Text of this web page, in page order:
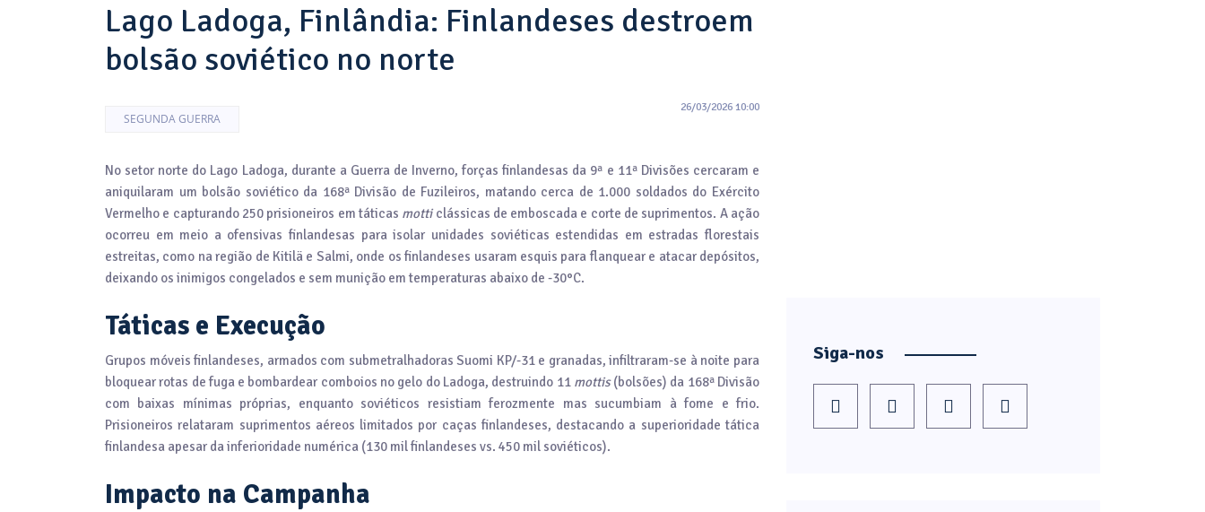
Lago Ladoga, Finlândia: Finlandeses destroem
bolsão soviético no norte
SEGUNDA GUERRA
26/03/2026 10:00
No setor norte do Lago Ladoga, durante a Guerra de Inverno, forças finlandesas da 9ª e 11ª Divisões cercaram e
aniquilaram um bolsão soviético da 168ª Divisão de Fuzileiros, matando cerca de 1.000 soldados do Exército
Vermelho e capturando 250 prisioneiros em táticas motticlássicas de emboscada e corte de suprimentos. A ação
ocorreu em meio a ofensivas finlandesas para isolar unidades soviéticas estendidas em estradas florestais
estreitas, como na região de Kitilä e Salmi, onde os finlandeses usaram esquis para flanquear e atacar depósitos,
deixando os inimigos congelados e sem munição em temperaturas abaixo de -30°C.
Táticas e Execução
Grupos móveis finlandeses, armados com submetralhadoras Suomi KP/-31 e granadas, infiltraram-se à noite para
bloquear rotas de fuga e bombardear comboios no gelo do Ladoga, destruindo 11 mottis(bolsões) da 168ª Divisão
com baixas mínimas próprias, enquanto soviéticos resistiam ferozmente mas sucumbiam à fome e frio.
Prisioneiros relataram suprimentos aéreos limitados por caças finlandeses, destacando a superioridade tática
finlandesa apesar da inferioridade numérica (130 mil finlandeses vs. 450 mil soviéticos).
Impacto na Campanha
Siga-nos